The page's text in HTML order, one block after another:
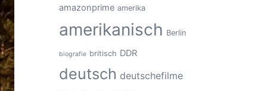
amazonprime amerika
amerikanisch Berlin
biografie britisch DDR
deutsch deutschefilme